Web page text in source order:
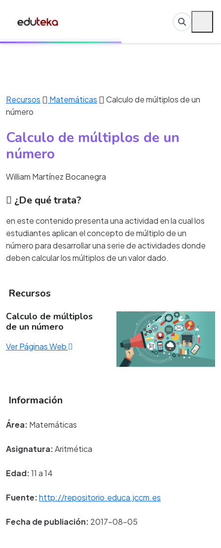
Recursos Matemáticas
Calculo de múltiplos de un
número
Calculo de múltiplos de un
número
William Martínez Bocanegra
¿De qué trata?
en este contenido presenta una actividad en la cual los
estudiantes aplican el concepto de múltiplo de un
número para desarrollar una serie de actividades donde
deben calcular los múltiplos de un valor dado.
Recursos
Calculo de múltiplos
de un número
Ver Páginas Web
Información
Área: Matemáticas
Asignatura:Aritmética
Edad:11 a 14
Fuente:http://repositorio.educa.jccm.es
Fecha de publiación: 2017-08-05